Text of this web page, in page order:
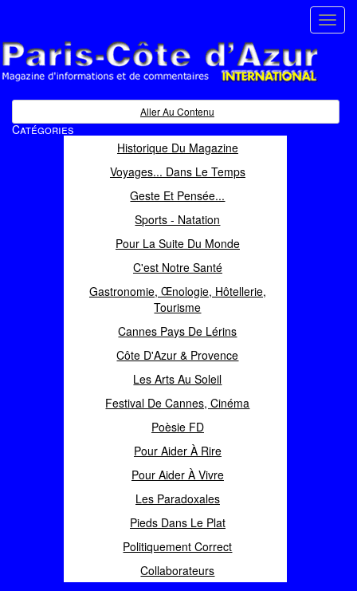
Magazine d'informations et de commentaires
Aller Au Contenu
Catégories
Historique Du Magazine
Voyages... Dans Le Temps
Geste Et Pensée...
Sports - Natation
Pour La Suite Du Monde
C'est Notre Santé
Gastronomie, Œnologie, Hôtellerie,
Tourisme
Cannes Pays De Lérins
Côte D'Azur & Provence
Les Arts Au Soleil
Festival De Cannes, Cinéma
Poèsie FD
Pour Aider À Rire
Pour Aider À Vivre
Les Paradoxales
Pieds Dans Le Plat
Politiquement Correct
Collaborateurs